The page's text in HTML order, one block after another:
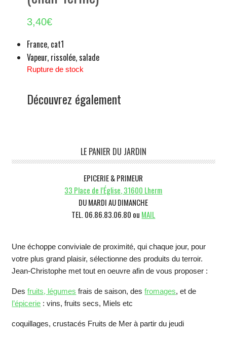
3,40€
France, cat1
Vapeur, rissolée, salade
Rupture de stock
Découvrez également
latérale
LE PANIER DU JARDIN
EPICERIE & PRIMEUR
33 Place de l’Église, 31600 Lherm
DU MARDI AU DIMANCHE
TEL. 06.86.83.06.80 ou MAIL
Une échoppe conviviale de proximité, qui chaque jour, pour
votre plus grand plaisir, sélectionne des produits du terroir.
Jean-Christophe met tout en oeuvre afin de vous proposer :
Desfruits, légumes frais de saison, desfromages, et de
l’épicerie : vins, fruits secs, Miels etc
coquillages, crustacés Fruits de Mer à partir du jeudi